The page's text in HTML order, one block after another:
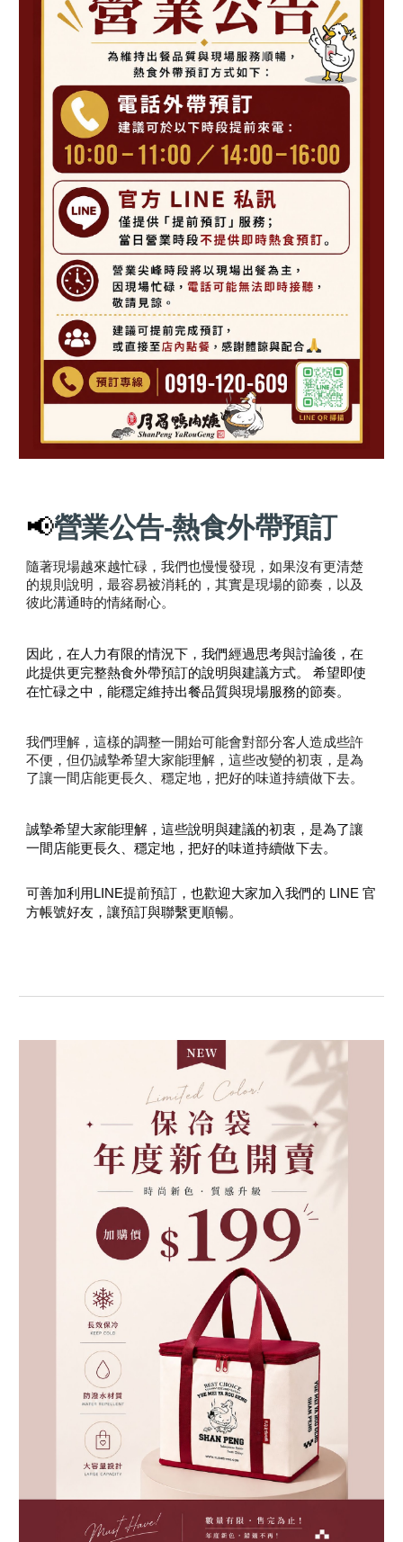
📢營業公告-熱食外帶預訂
隨著現場越來越忙碌，我們也慢慢發現，如果沒有更清楚
的規則說明，最容易被消耗的，其實是現場的節奏，以及
彼此溝通時的情緒耐心。
因此，在人力有限的情況下，我們經過思考與討論後，在
此提供更完整熱食外帶預訂的說明與建議方式。
希望即使
在忙碌之中，能穩定維持出餐品質與現場服務的節奏。
我們理解，這樣的調整一開始可能會對部分客人造成些許
不便，但仍誠摯希望大家能理解，這些改變的初衷，是為
了讓一間店能更長久、穩定地，把好的味道持續做下去。
誠摯希望大家能理解，這些說明與建議的初衷，是為了讓
一間店能更長久、穩定地，把好的味道持續做下去。
可善加利用LINE提前預訂，也歡迎大家加入我們的 LINE 官
方帳號好友，讓預訂與聯繫更順暢。